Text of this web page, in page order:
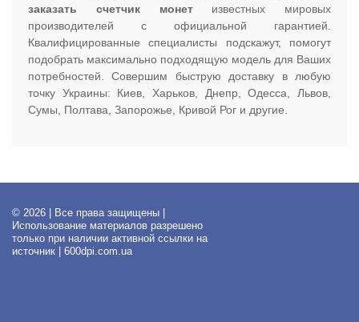
заказать счетчик монетизвестных мировых
производителей с официальной гарантией.
Квалифицированные специалисты подскажут, помогут
подобрать максимально подходящую модель для Ваших
потребностей. Совершим быструю доставку в любую
точку Украины: Киев, Харьков, Днепр, Одесса, Львов,
Сумы, Полтава, Запорожье, Кривой Рог и другие.
© 2026 | Все права защищены |
Использование материалов разрешено
только при наличии активной ссылки на
источник | 600dpi.com.ua